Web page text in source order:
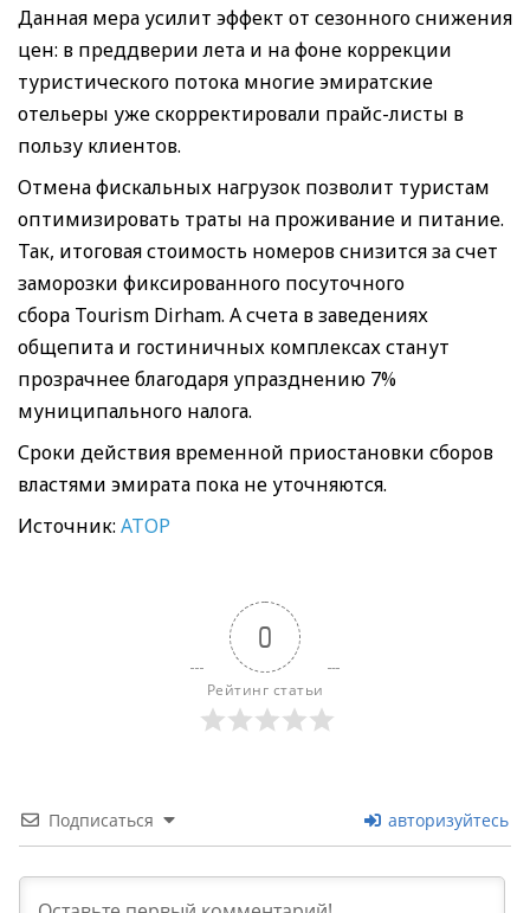
Данная мера усилит эффект от сезонного снижения
цен: в преддверии лета и на фоне коррекции
туристического потока многие эмиратские
отельеры уже скорректировали прайс-листы в
пользу клиентов.
Отмена фискальных нагрузок позволит туристам
оптимизировать траты на проживание и питание.
Так, итоговая стоимость номеров снизится за счет
заморозки фиксированного посуточного
сбора Tourism Dirham. А счета в заведениях
общепита и гостиничных комплексах станут
прозрачнее благодаря упразднению 7%
муниципального налога.
Сроки действия временной приостановки сборов
властями эмирата пока не уточняются.
Источник: АТОP
0
Рейтинг статьи
Подписаться авторизуйтесь